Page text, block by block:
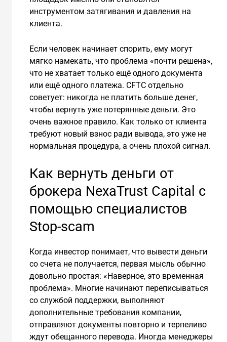
инструментом затягивания и давления на
клиента.
Если человек начинает спорить, ему могут
мягко намекать, что проблема «почти решена»,
что не хватает только ещё одного документа
или ещё одного платежа. CFTC отдельно
советует: никогда не платить больше денег,
чтобы вернуть уже потерянные деньги. Это
очень важное правило. Как только от клиента
требуют новый взнос ради вывода, это уже не
нормальная процедура, а очень плохой сигнал.
Как вернуть деньги от
брокера NexaTrust Capital с
помощью специалистов
Stop-scam
Когда инвестор понимает, что вывести деньги
со счета не получается, первая мысль обычно
довольно простая: «Наверное, это временная
проблема». Многие начинают переписываться
со службой поддержки, выполняют
дополнительные требования компании,
отправляют документы повторно и терпеливо
ждут обещанного перевода. Иногда менеджеры